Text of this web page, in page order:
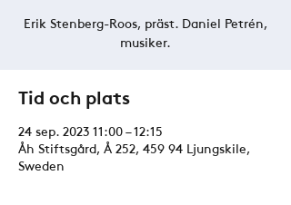
Erik Stenberg-Roos, präst. Daniel Petrén,
musiker.
Tid och plats
24 sep. 2023 11:00 – 12:15
Åh Stiftsgård, Å 252, 459 94 Ljungskile,
Sweden